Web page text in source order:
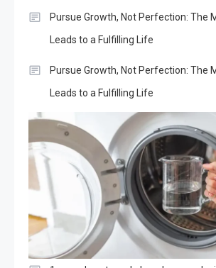
Pursue Growth, Not Perfection: The
Leads to a Fulfilling Life
Pursue Growth, Not Perfection: The
Leads to a Fulfilling Life